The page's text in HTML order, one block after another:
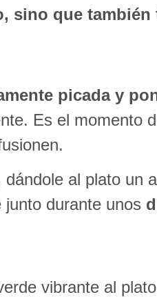
sino que también
picada y
Es el momento
dándole al plato un
durante unos
vibrante al